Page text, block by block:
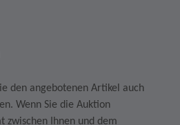
den angebotenen Artikel auch
Wenn Sie die Auktion
zwischen Ihnen und dem